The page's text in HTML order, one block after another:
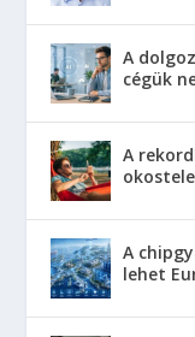
A
cégük
A
A
lehet